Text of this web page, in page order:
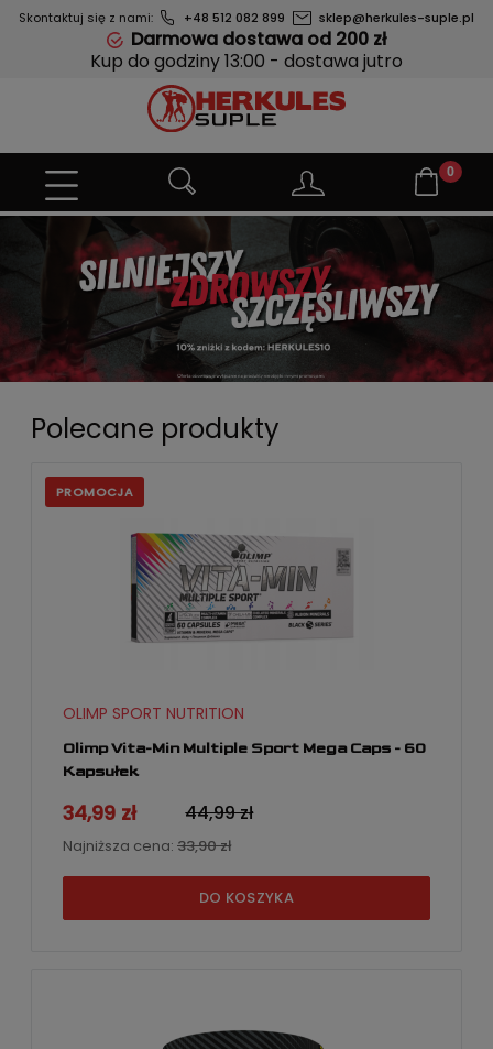
Skontaktuj się z nami: +48 512 082 899 sklep@herkules-suple.pl
Darmowa dostawa od 200 zł
Kup do godziny 13:00 - dostawa jutro
Polecane produkty
Olimp Vita-Min Multiple Sport Mega Caps - 60
Kapsułek
OLIMP SPORT NUTRITION
34,99 zł 44,99 zł
Najniższa cena: 33,90 zł
DO KOSZYKA
PROMOCJA